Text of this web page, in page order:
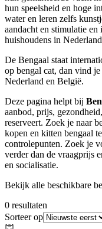
hun speelsheid en hoge
water en leren zelfs
aandacht en stimulatie
huishoudens in
De Bengaal staat
op bengal cat, dan vind
Nederland en België.
Deze pagina helpt bij
aanbod, prijs,
reserveert. Zoek je naar
kopen en kitten bengaal
controlepunten. Zoek je
verder dan de vraagprijs
en socialisatie.
Bekijk alle beschikbare
0 resultaten
Sorteer op